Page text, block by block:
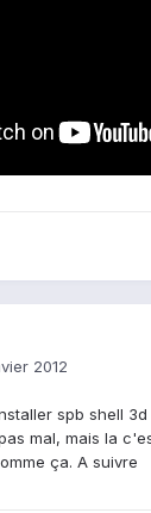
2012
spb shell
mal, mais la
ça. A suivre